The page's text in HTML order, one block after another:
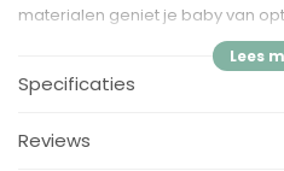
materialen geniet je baby van
Voordelen:
ontlasting weg van de huid
Specificaties
Reviews